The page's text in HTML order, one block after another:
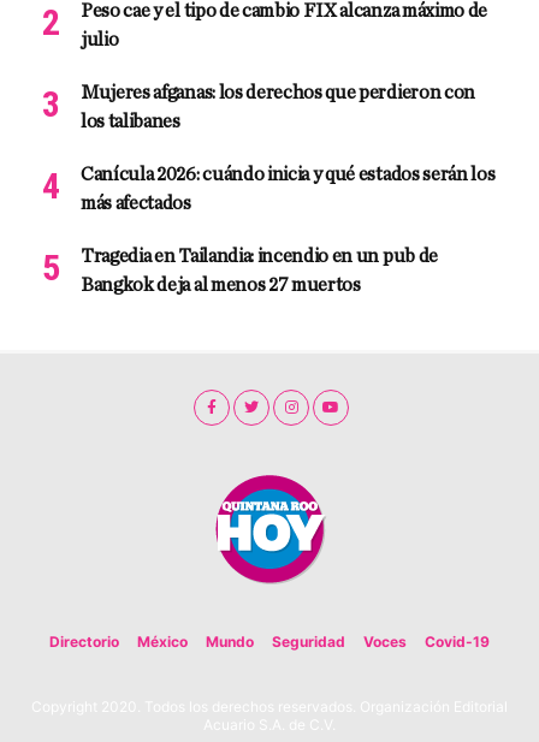
Peso cae y el tipo de cambio FIX alcanza máximo de
julio
Mujeres afganas: los derechos que perdieron con
los talibanes
Canícula 2026: cuándo inicia y qué estados serán los
más afectados
Tragedia en Tailandia: incendio en un pub de
Bangkok deja al menos 27 muertos
Directorio México Mundo Seguridad Voces Covid-19